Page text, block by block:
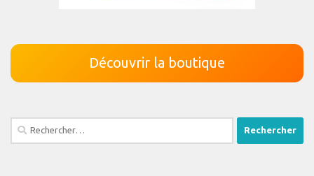
Découvrir la boutique
Rechercher :